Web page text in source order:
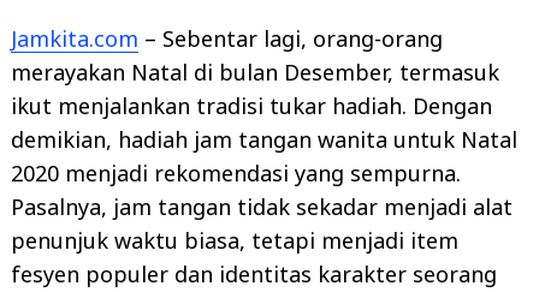
Jamkita.com – Sebentar lagi, orang-orang
merayakan Natal di bulan Desember, termasuk
ikut menjalankan tradisi tukar hadiah. Dengan
demikian, hadiah jam tangan wanita untuk Natal
2020 menjadi rekomendasi yang sempurna.
Pasalnya, jam tangan tidak sekadar menjadi alat
penunjuk waktu biasa, tetapi menjadi item
fesyen populer dan identitas karakter seorang